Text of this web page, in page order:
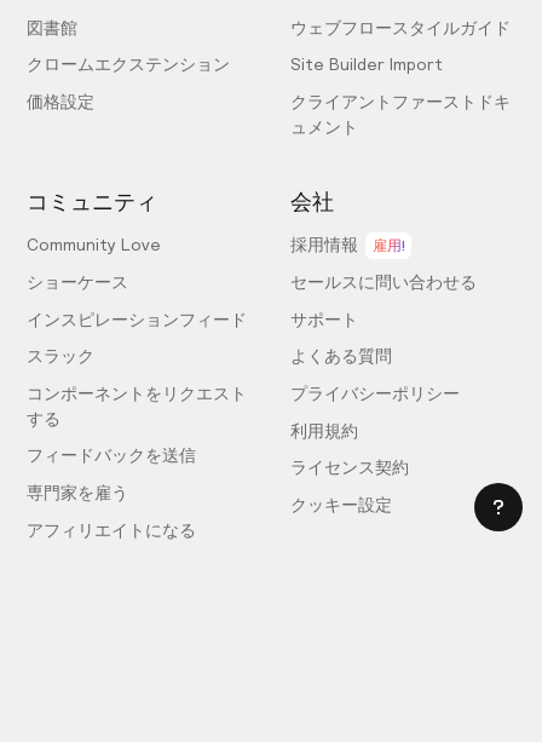
図書館
クロームエクステンション
価格設定
ウェブフロースタイルガイド
Site Builder Import
クライアントファーストドキ
ュメント
コミュニティ
Community Love
ショーケース
インスピレーションフィード
スラック
コンポーネントをリクエスト
する
フィードバックを送信
専門家を雇う
アフィリエイトになる
会社
採用情報 雇用!
セールスに問い合わせる
サポート
よくある質問
プライバシーポリシー
利用規約
ライセンス契約
クッキー設定